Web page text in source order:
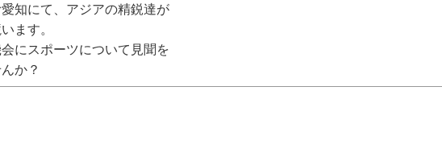
知にて、アジアの精鋭達が
ます。
にスポーツについて見聞を
か？